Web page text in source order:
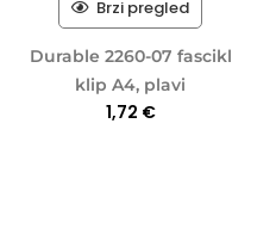
Brzi pregled
Durable 2260-07 fascikl
klip A4, plavi
1,72 €